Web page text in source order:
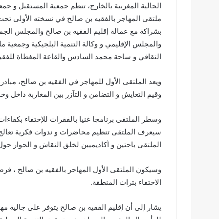
الجالية المغربية بالخارج، تنظم جمعية المستقبل و
ملتقى المهاجر بالفقيه بن صالح في نسخته الأولى
بشراكة مع عمالة إقليم الفقيه بن صالح والمجلس
الثقافي و ساحة محمد السادس والقاعة المغطاة
ويعد الملتقى الأول للمهاجر في الفقيه بن صالح،
وقيم التعايش و التضامن و التآزر بين المغاربة داخل
وسطر الملتقى برنامجا غنيا بالفقرات للإحتفاء
سيعرف الملتقى تنظيم محاضرات و ندوات فكرية
الملتقى باحثين و أكاديميين لخلق النقاش و الحوار
وسيكون الملتقى الأول المهاجر بالفقيه بن صالح ،
الاحتفاء بتراث المنطقة.
يشار إلى أن إقليم الفقيه بن صالح يتوفر على جالية